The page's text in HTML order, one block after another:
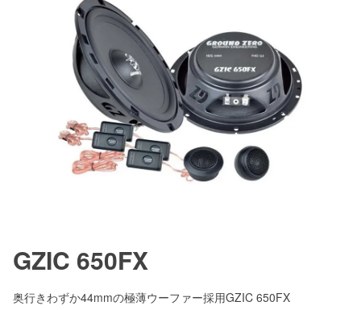
GZIC 650FX
奥行きわずか44mmの極薄ウーファー採用GZIC 650FX